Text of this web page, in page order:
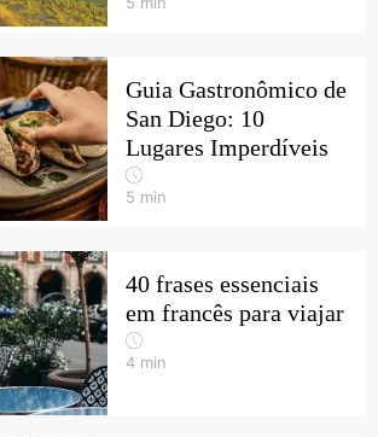
Guia Gastronômico de
San Diego: 10
Lugares Imperdíveis
5 min
40 frases essenciais
em francês para viajar
4 min